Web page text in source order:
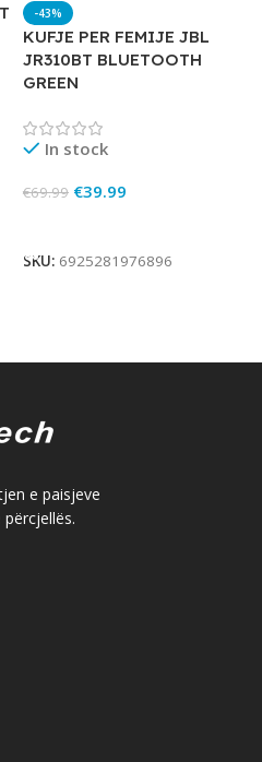
-43%
KUFJE PER FEMIJE JBL
JR310BT BLUETOOTH
GREEN
In stock
€69.99 €39.99
SKU: 6925281976896
e paisjeve